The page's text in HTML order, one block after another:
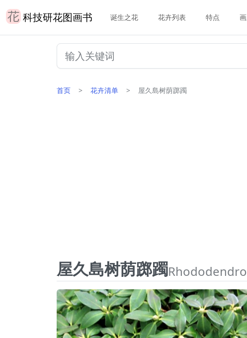
科技研花图画书 诞生之花 花卉列表 特点
首页 花卉清单 屋久島树荫踯躅
屋久島树荫踯躅